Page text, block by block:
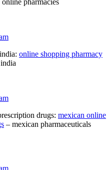
online shopping pharmacy
drugs: mexican online
– mexican pharmaceuticals